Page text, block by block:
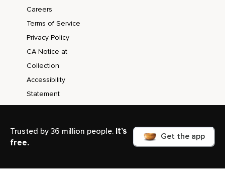
Trusted by 36 million people. It’s
free.
Get the app
Careers
Terms of Service
Privacy Policy
CA Notice at
Collection
Accessibility
Statement